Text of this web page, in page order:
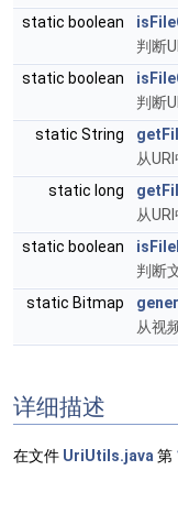
static boolean
判断
static boolean
判断
static String
从
static long
从
static boolean
判断
static Bitmap
从视
详细描述
在文件 UriUtils.java 第